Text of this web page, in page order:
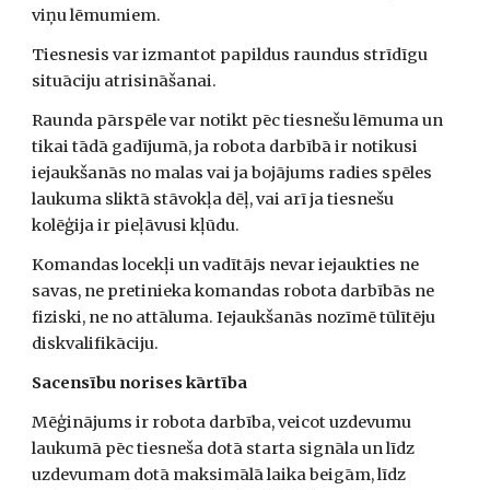
viņu lēmumiem.
Tiesnesis var izmantot papildus raundus strīdīgu
situāciju atrisināšanai.
Raunda pārspēle var notikt pēc tiesnešu lēmuma un
tikai tādā gadījumā, ja robota darbībā ir notikusi
iejaukšanās no malas vai ja bojājums radies spēles
laukuma sliktā stāvokļa dēļ, vai arī ja tiesnešu
kolēģija ir pieļāvusi kļūdu.
Komandas locekļi un vadītājs nevar iejaukties ne
savas, ne pretinieka komandas robota darbībās ne
fiziski, ne no attāluma. Iejaukšanās nozīmē tūlītēju
diskvalifikāciju.
Sacensību norises kārtība
Mēģinājums ir robota darbība, veicot uzdevumu
laukumā pēc tiesneša dotā starta signāla un līdz
uzdevumam dotā maksimālā laika beigām, līdz